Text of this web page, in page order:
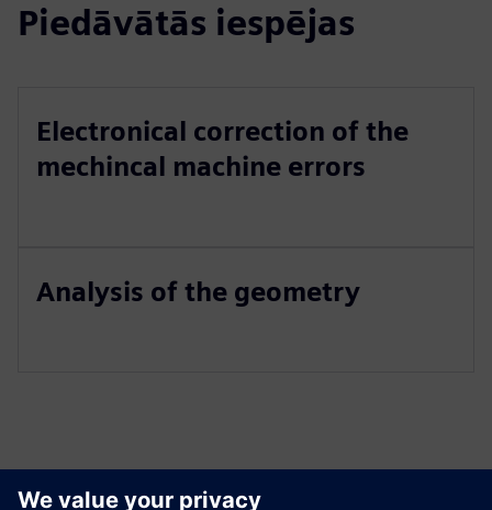
Piedāvātās iespējas
Electronical correction of the
mechincal machine errors
Analysis of the geometry
Izpētiet resursus un